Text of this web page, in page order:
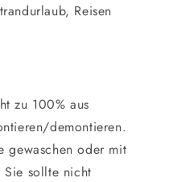
Reisen
zu 100% aus
demontieren.
gewaschen oder mit
Sie sollte nicht